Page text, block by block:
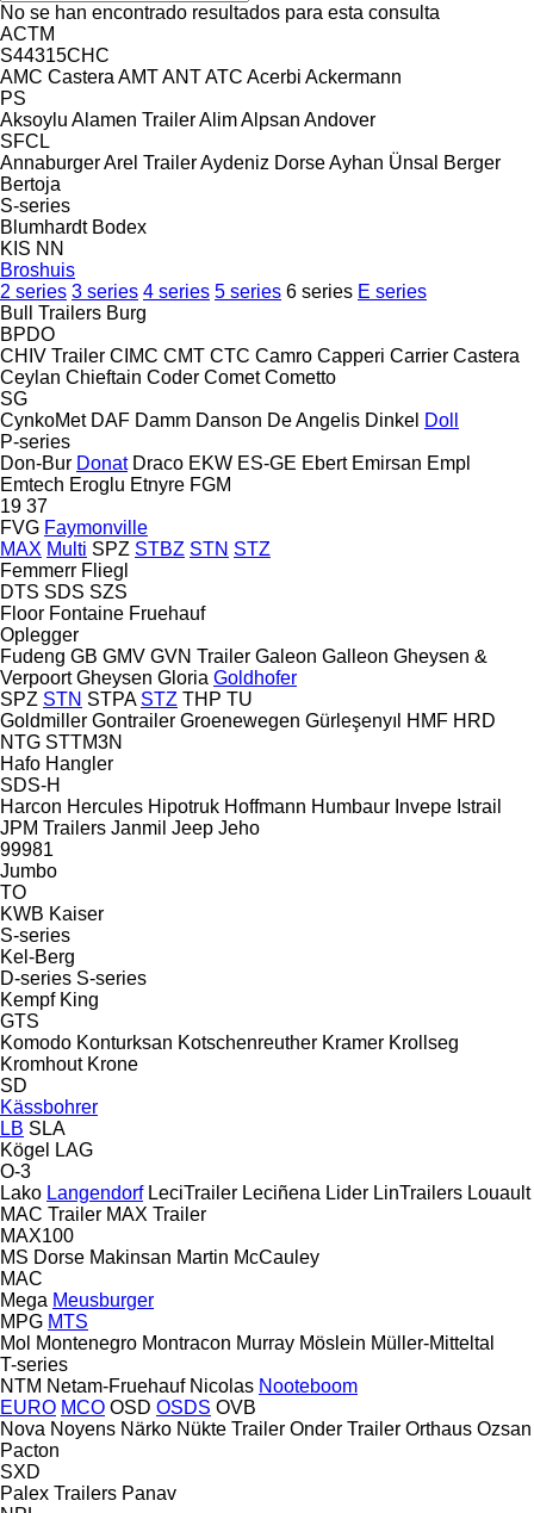
No se han encontrado resultados para esta consulta
ACTM
S44315CHC
AMC Castera AMTANTATC Acerbi Ackermann
PS
Aksoylu Alamen TrailerAlimAlpsan Andover
SFCL
AnnaburgerArel TrailerAydeniz DorseAyhan Ünsal
Berger
Bertoja
S-series
Blumhardt Bodex
KIS NN
Broshuis
2 series 3 series 4 series 5 series 6 series E series
Bull Trailers Burg
BPDO
CHIV Trailer CIMC CMT CTC Camro Capperi Carrier Castera
Ceylan Chieftain Coder Comet Cometto
SG
CynkoMet DAF Damm Danson De Angelis Dinkel Doll
P-series
Don-Bur Donat Draco EKW ES-GE Ebert Emirsan Empl
Emtech Eroglu Etnyre FGM
19 37
FVG Faymonville
MAX Multi SPZ STBZ STN STZ
Femmerr Fliegl
DTS SDS SZS
Floor Fontaine Fruehauf
Oplegger
Fudeng GB GMV GVN Trailer Galeon Galleon Gheysen &
Verpoort Gheysen Gloria Goldhofer
SPZ STN STPA STZ THP TU
Goldmiller Gontrailer Groenewegen Gürleşenyıl HMF HRD
NTG STTM3N
Hafo Hangler
SDS-H
Harcon Hercules Hipotruk Hoffmann Humbaur Invepe Istrail
JPM Trailers Janmil Jeep Jeho
99981
Jumbo
TO
KWB Kaiser
S-series
Kel-Berg
D-series S-series
Kempf King
GTS
Komodo Konturksan Kotschenreuther Kramer Krollseg
Kromhout Krone
SD
Kässbohrer
LB SLA
Kögel
LAG
O-3
Lako Langendorf LeciTrailer Leciñena Lider LinTrailers Louault
MAC Trailer MAX Trailer
MAX100
MS Dorse Makinsan Martin McCauley
MAC
Mega Meusburger
MPG MTS
Mol Montenegro Montracon Murray Möslein Müller-Mitteltal
T-series
NTM Netam-Fruehauf Nicolas Nooteboom
EURO MCO OSD OSDS OVB
Nova Noyens Närko Nükte Trailer Onder Trailer Orthaus Ozsan
Pacton
SXD
Palex Trailers Panav